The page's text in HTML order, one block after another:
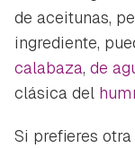
de aceitunas,
ingrediente,
calabaza, de
clásica del
Si prefieres